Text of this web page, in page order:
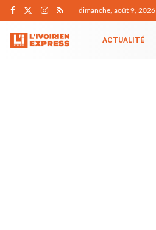
dimanche, août 9, 2026
ACTUALITÉ